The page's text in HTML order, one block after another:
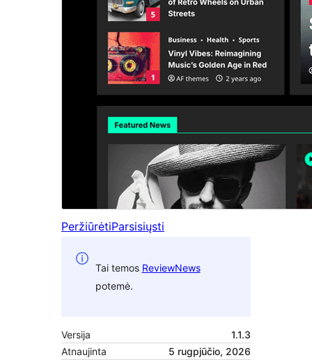
PeržiūrėtiParsisiųsti
Tai temos ReviewNews
potemė.
Versija
1.1.3
Atnaujinta
5 rugpjūčio, 2026